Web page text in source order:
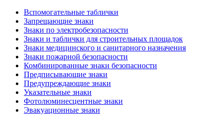
Вспомогательные таблички
Запрещающие знаки
Знаки по электробезопасности
Знаки и таблички для строительных площадок
Знаки медицинского и санитарного назначения
Знаки пожарной безопасности
Комбинированные знаки безопасности
Предписывающие знаки
Предупреждающие знаки
Указательные знаки
Фотолюминесцентные знаки
Эвакуационные знаки